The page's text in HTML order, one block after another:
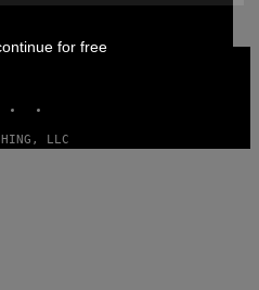
LLC
for free